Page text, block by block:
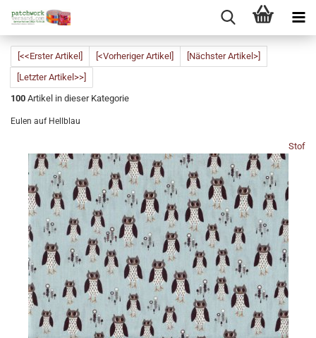
[<<Erster Artikel] [<Vorheriger Artikel]
[Nächster Artikel>]
[Letzter Artikel>>]
100 Artikel in dieser Kategorie
Eulen auf Hellblau
Stof